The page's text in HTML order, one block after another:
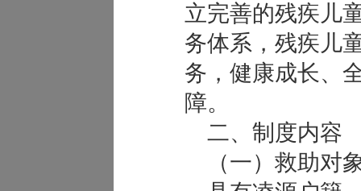
立完善的残疾儿
务体系，残疾儿
务，健康成长、
障。
二、制度内容
（一）救助对